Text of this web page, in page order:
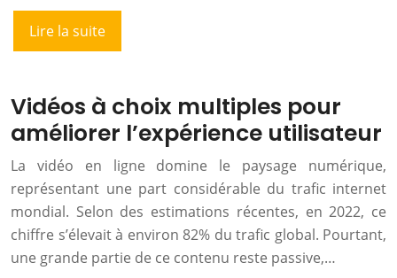
Lire la suite
Vidéos à choix multiples pour
améliorer l’expérience utilisateur
La vidéo en ligne domine le paysage numérique,
représentant une part considérable du trafic internet
mondial. Selon des estimations récentes, en 2022, ce
chiffre s’élevait à environ 82% du trafic global. Pourtant,
une grande partie de ce contenu reste passive,…